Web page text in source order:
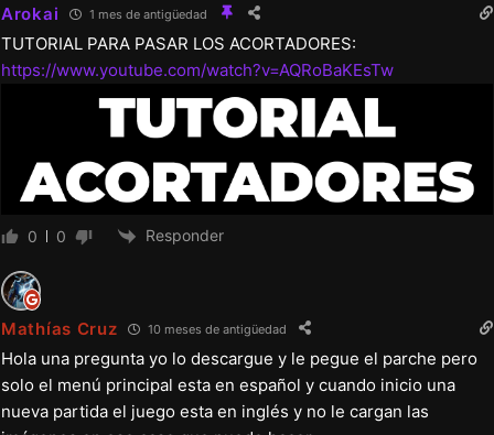
misiones;
▻Se mejoró la traducción de algunos
eventos aleatorios;
▻Se añadieron entre 10 y 15 minutos de
contenido;
▻Se añadieron mecenas de nivel Resident+.
~ Chu^^
Arokai 1 mes de antigüedad
TUTORIAL PARA PASAR LOS ACORTADORES:
https://www.youtube.com/watch?v=AQRoBaKEsTw
0 0 Responder
Mathías Cruz 10 meses de antigüedad
Hola una pregunta yo lo descargue y le pegue el parche pero
solo el menú principal esta en español y cuando inicio una
nueva partida el juego esta en inglés y no le cargan las